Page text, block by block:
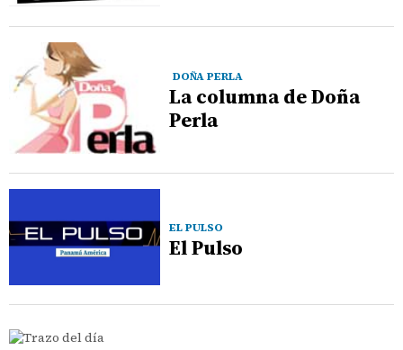
DOÑA PERLA
La columna de Doña
Perla
EL PULSO
El Pulso